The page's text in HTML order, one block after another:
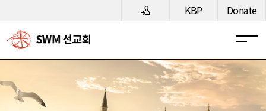
메뉴 건너뛰기 KBP Donate